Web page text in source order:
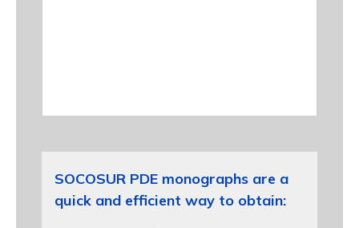
SOCOSUR PDE monographs are a
quick and efficient way to obtain: